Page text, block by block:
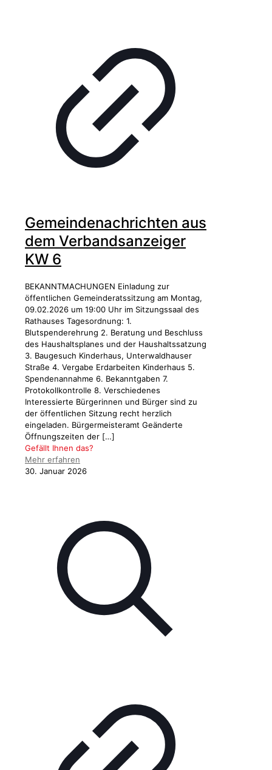
Gemeindenachrichten aus
dem Verbandsanzeiger
KW 6
BEKANNTMACHUNGEN Einladung zur
öffentlichen Gemeinderatssitzung am Montag,
09.02.2026 um 19:00 Uhr im Sitzungssaal des
Rathauses Tagesordnung: 1.
Blutspenderehrung 2. Beratung und Beschluss
des Haushaltsplanes und der Haushaltssatzung
3. Baugesuch Kinderhaus, Unterwaldhauser
Straße 4. Vergabe Erdarbeiten Kinderhaus 5.
Spendenannahme 6. Bekanntgaben 7.
Protokollkontrolle 8. Verschiedenes
Interessierte Bürgerinnen und Bürger sind zu
der öffentlichen Sitzung recht herzlich
eingeladen. Bürgermeisteramt Geänderte
Öffnungszeiten der […]
Gefällt Ihnen das?
Mehr erfahren
30. Januar 2026